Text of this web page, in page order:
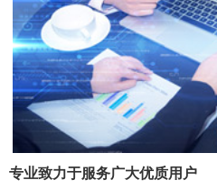
专业致力于服务广大优质用户